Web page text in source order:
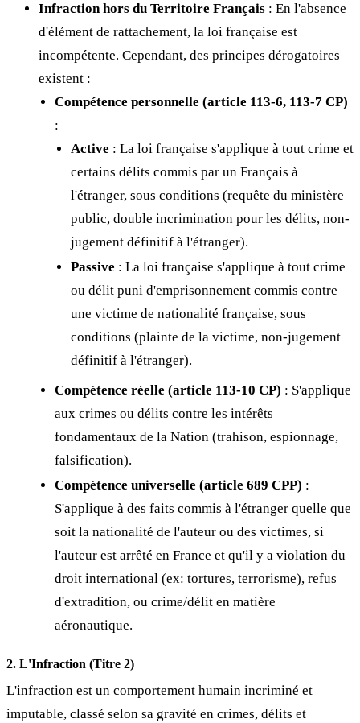
Infraction hors du Territoire Français : En l'absence
d'élément de rattachement, la loi française est
incompétente. Cependant, des principes dérogatoires
existent :
Compétence personnelle (article 113-6, 113-7 CP)
:
Active : La loi française s'applique à tout crime et
certains délits commis par un Français à
l'étranger, sous conditions (requête du ministère
public, double incrimination pour les délits, non-
jugement définitif à l'étranger).
Passive : La loi française s'applique à tout crime
ou délit puni d'emprisonnement commis contre
une victime de nationalité française, sous
conditions (plainte de la victime, non-jugement
définitif à l'étranger).
Compétence réelle (article 113-10 CP) : S'applique
aux crimes ou délits contre les intérêts
fondamentaux de la Nation (trahison, espionnage,
falsification).
Compétence universelle (article 689 CPP) :
S'applique à des faits commis à l'étranger quelle que
soit la nationalité de l'auteur ou des victimes, si
l'auteur est arrêté en France et qu'il y a violation du
droit international (ex: tortures, terrorisme), refus
d'extradition, ou crime/délit en matière
aéronautique.
2. L'Infraction (Titre 2)
L'infraction est un comportement humain incriminé et
imputable, classé selon sa gravité en crimes, délits et